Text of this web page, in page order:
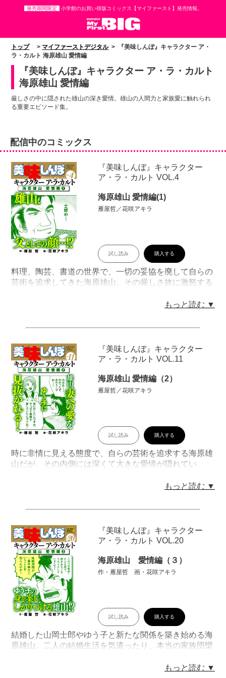
発売期間限定 小学館のお買い得版コミックス【マイファースト】発売情報。
トップ> マイファーストデジタル> 『美味しんぼ』キャラクター ア・
ラ・カルト 海原雄山 愛情編
『美味しんぼ』キャラクター ア・ラ・カルト
海原雄山 愛情編
厳しさの中に隠された雄山の深き愛情。雄山の人間力と家族愛に触れられ
る重要エピソード集。
配信中のコミックス
『美味しんぼ』キャラクター
ア・ラ・カルト VOL.4
海原雄山 愛情編(1)
雁屋哲／花咲アキラ
試し読み 購入する
料理、陶芸、書道の世界で、一切の妥協を廃して自らの
芸術を追求してきた海原雄山。その厳しさ故に激怒する
を秘めている。息子の士郎に対しては特に厳しい態度で
ル版ではモノクロ掲載されている、紙のビッグコミック
スの2色カラーページも再現！ 刊行開始を記念した、
原作者・雁屋哲による書き下ろしエッセイ「海原雄山誕
生秘話（後編）」も収録!!
目次
「第１話：牛なべの味」「第２話：横綱の好物」「第３
話：究極VS至高〈前編・中編・後編〉」「第４話：対
決!! 野菜編〈前編・中編・後編〉」
もっと読む ▼
『美味しんぼ』キャラクター
ア・ラ・カルト VOL.11
海原雄山 愛情編（2）
雁屋哲／花咲アキラ
試し読み 購入する
時に非情に見える態度で、自らの芸術を追求する海原雄
山だが、その内側には深くて大きな愛情が隠れてい
過去からは雄山の妻への愛情が窺い知れる。息子である
雄山のツンデレっぷりをたっぷり堪能できる一冊！
目次
「第１話：鯛勝負!!」「第２話：焙じ茶の心」「第３
話：豆腐勝負!!」「第４話：母のスープ」「第５話：お
せち対決」
もっと読む ▼
『美味しんぼ』キャラクター
ア・ラ・カルト VOL.20
海原雄山 愛情編（３）
作・雁屋哲 画・花咲アキラ
試し読み 購入する
結婚した山岡士郎やゆう子と新たな関係を築き始める海
原雄山。二人の結婚生活を気遣ったり、本当の家族団欒
初訪問を果たす。さらには、妊娠したゆう子の体調を心
もっと読む ▼